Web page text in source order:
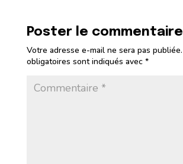
Poster le commentaire
Votre adresse e-mail ne sera pas publiée.
obligatoires sont indiqués avec *